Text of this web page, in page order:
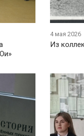
4 мая 2026
Из